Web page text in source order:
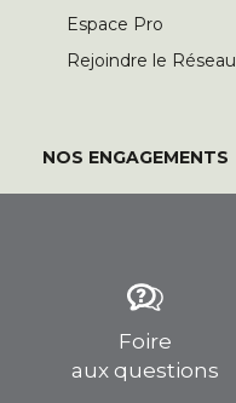
Espace Pro
Rejoindre le Réseau
NOS ENGAGEMENTS
Foire
aux questions